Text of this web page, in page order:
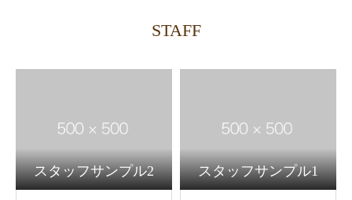
STAFF
スタッフサンプル2 スタッフサンプル1